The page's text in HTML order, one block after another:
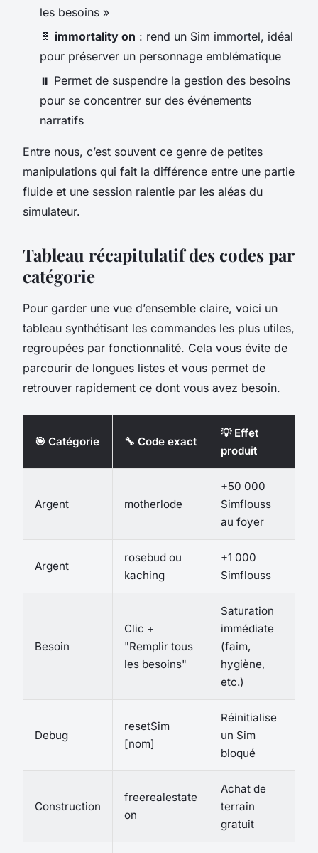
les besoins »
🧬 immortality on : rend un Sim immortel, idéal
pour préserver un personnage emblématique
⏸️ Permet de suspendre la gestion des besoins
pour se concentrer sur des événements
narratifs
Entre nous, c’est souvent ce genre de petites
manipulations qui fait la différence entre une partie
fluide et une session ralentie par les aléas du
simulateur.
Tableau récapitulatif des codes par
catégorie
Pour garder une vue d’ensemble claire, voici un
tableau synthétisant les commandes les plus utiles,
regroupées par fonctionnalité. Cela vous évite de
parcourir de longues listes et vous permet de
retrouver rapidement ce dont vous avez besoin.
🎯 Catégorie 🔧 Code exact
💡 Effet
produit
Argent motherlode
+50 000
Simflouss
au foyer
Argent
rosebud ou
kaching
+1 000
Simflouss
Besoin
Clic +
"Remplir tous
les besoins"
Saturation
immédiate
(faim,
hygiène,
etc.)
Debug
resetSim
[nom]
Réinitialise
un Sim
bloqué
Construction
freerealestate
on
Achat de
terrain
gratuit